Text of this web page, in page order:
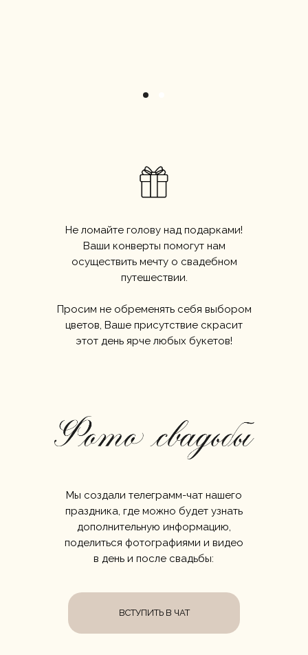
ВСТУПИТЬ В ЧАТ
Не ломайте голову над подарками!
Ваши конверты помогут нам
осуществить мечту о свадебном
путешествии.
Просим не обременять себя выбором
цветов, Ваше присутствие скрасит
этот день ярче любых букетов!
Мы создали телеграмм-чат нашего
праздника, где можно будет узнать
дополнительную информацию,
поделиться фотографиями и видео
в день и после свадьбы: